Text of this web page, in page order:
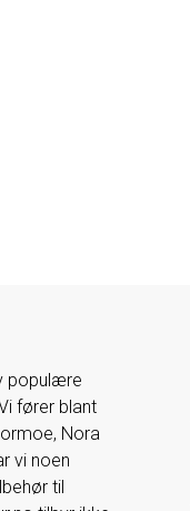
populære
fører blant
Nora
vi noen
til